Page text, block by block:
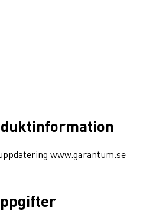
www.garantum.se